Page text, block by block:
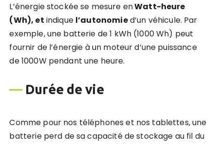
L’énergie stockée se mesure enWatt-heure
(Wh), et indique l’autonomied’un véhicule. Par
exemple, une batterie de 1 kWh (1000 Wh) peut
fournir de l’énergie à un moteur d’une puissance
de 1000W pendant une heure.
— Durée de vie
Comme pour nos téléphones et nos tablettes, une
batterie perd de sa capacité de stockage au fil du